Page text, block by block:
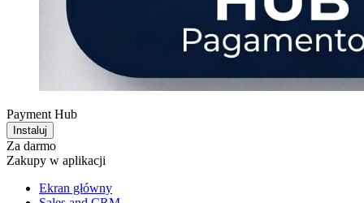
Payment Hub
Instaluj
Za darmo
Zakupy w aplikacji
Ekran główny